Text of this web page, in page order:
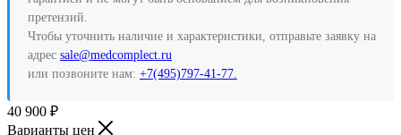
претензий.
Чтобы уточнить наличие и характеристики, отправьте заявку на
адрес sale@medcomplect.ru
или позвоните нам: +7(495)797-41-77.
40 900 ₽
Варианты цен